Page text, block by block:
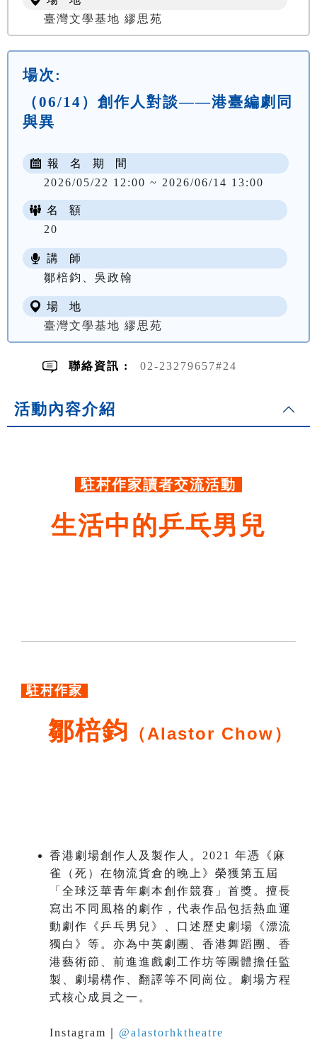
臺灣文學基地 繆思苑
場次:
（06/14）創作人對談——港臺編劇同
與異
報 名 期 間
2026/05/22 12:00 ~ 2026/06/14 13:00
名 額
20
講 師
鄒棓鈞、吳政翰
場 地
臺灣文學基地 繆思苑
聯絡資訊 : 02-23279657#24
活動內容介紹
駐村作家讀者交流活動
生活中的乒乓男兒
駐村作家
鄒棓鈞 （Alastor Chow）
香港劇場創作人及製作人。2021 年憑《麻
雀（死）在物流貨倉的晚上》榮獲第五屆
「全球泛華青年劇本創作競賽」首獎。擅長
寫出不同風格的劇作，代表作品包括熱血運
動劇作《乒乓男兒》、口述歷史劇場《漂流
獨白》等。亦為中英劇團、香港舞蹈團、香
港藝術節、前進進戲劇工作坊等團體擔任監
製、劇場構作、翻譯等不同崗位。劇場方程
式核心成員之一。
Instagram｜ @alastorhktheatre